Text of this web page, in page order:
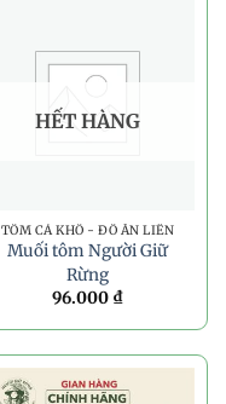
HẾT HÀNG
TÔM CÁ KHÔ - ĐỒ ĂN LIỀN
Muối tôm Người Giữ
Rừng
96.000 ₫